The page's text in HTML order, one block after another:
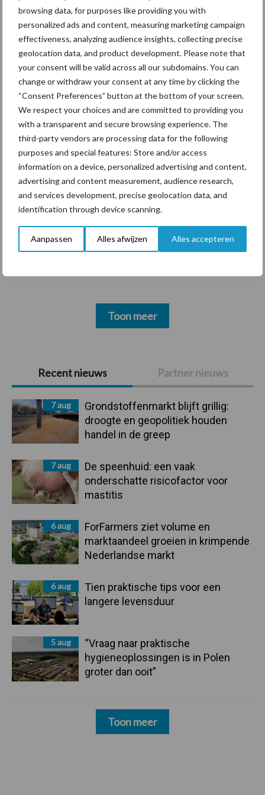
browsing data, for purposes like providing you with
personalized ads and content, measuring marketing campaign
effectiveness, analyzing audience insights, collecting precise
geolocation data, and product development. Please note that
your consent will be valid across all our subdomains. You can
change or withdraw your consent at any time by clicking the
“Consent Preferences” button at the bottom of your screen.
We respect your choices and are committed to providing you
with a transparent and secure browsing experience. The
third-party vendors are processing data for the following
purposes and special features: Store and/or access
information on a device, personalized advertising and content,
advertising and content measurement, audience research,
and services development, precise geolocation data, and
identification through device scanning.
Aanpassen Alles afwijzen Alles accepteren
Primaire
Sidebar
Recent nieuws Partner nieuws
7 aug
Grondstoffenmarkt blijft grillig:
droogte en geopolitiek houden
handel in de greep
7 aug
De speenhuid: een vaak
onderschatte risicofactor voor
mastitis
6 aug
ForFarmers ziet volume en
marktaandeel groeien in krimpende
Nederlandse markt
6 aug
Tien praktische tips voor een
langere levensduur
5 aug
“Vraag naar praktische
hygieneoplossingen is in Polen
groter dan ooit”
Toon meer
ForFarmers ziet volume en
marktaandeel groeien in
krimpende Nederlandse
markt
Themapagina's
Diergezondheid Bemesting Fokkerij
Mastitis Hittestress
Toon meer